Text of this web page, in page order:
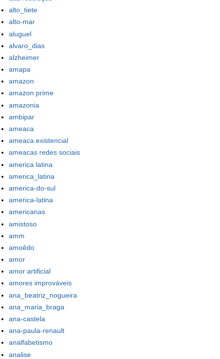
alto_tiete
alto-mar
aluguel
alvaro_dias
alzheimer
amapa
amazon
amazon prime
amazonia
ambipar
ameaca
ameaca existencial
ameacas redes sociais
america latina
america_latina
america-do-sul
america-latina
americanas
amistoso
amm
amoêdo
amor
amor artificial
amores improváveis
ana_beatriz_nogueira
ana_maria_braga
ana-castela
ana-paula-renault
analfabetismo
analise